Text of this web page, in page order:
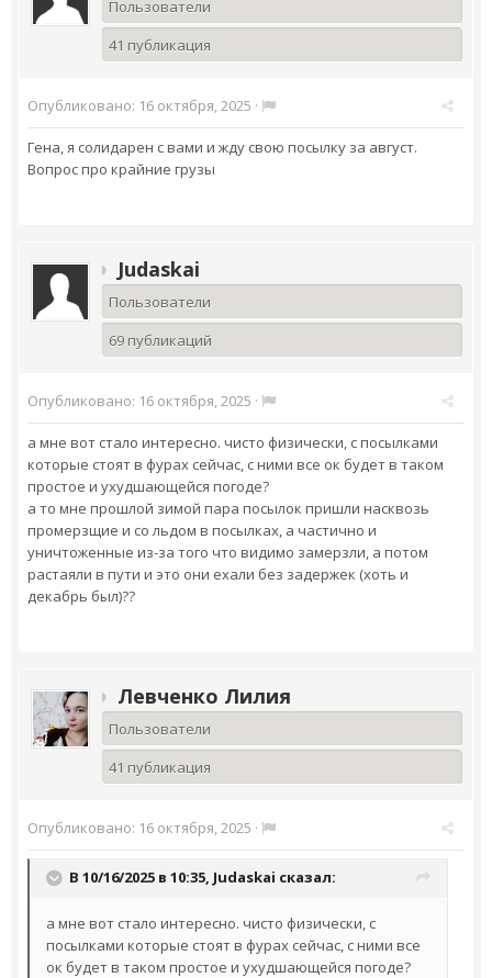
Пользователи
41 публикация
Опубликовано: 16 октября, 2025 ·
Гена, я солидарен с вами и жду свою посылку за август.
Вопрос про крайние грузы
Judaskai
Пользователи
69 публикаций
Опубликовано: 16 октября, 2025 ·
а мне вот стало интересно. чисто физически, с посылками
которые стоят в фурах сейчас, с ними все ок будет в таком
простое и ухудшающейся погоде?
а то мне прошлой зимой пара посылок пришли насквозь
промерзщие и со льдом в посылках, а частично и
уничтоженные из-за того что видимо замерзли, а потом
растаяли в пути и это они ехали без задержек (хоть и
декабрь был)??
Левченко Лилия
Пользователи
41 публикация
Опубликовано: 16 октября, 2025 ·
В 10/16/2025 в 10:35, Judaskai сказал:
а мне вот стало интересно. чисто физически, с
посылками которые стоят в фурах сейчас, с ними все
ок будет в таком простое и ухудшающейся погоде?